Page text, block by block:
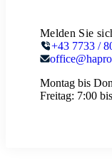
Melden Sie
+43 7733 /
Montag bis
Freitag: 7:00